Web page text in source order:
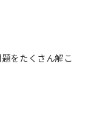
をたくさん解こ